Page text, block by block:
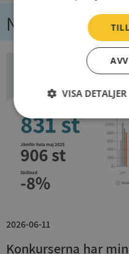
Nyheter
2026-06-11
Konkurserna har
VISA DETALJER
Strikt
nödvändigt